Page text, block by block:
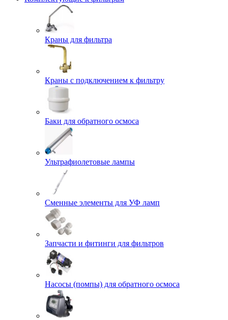
Краны для фильтра
Краны с подключением к фильтру
Баки для обратного осмоса
Ультрафиолетовые лампы
Сменные элементы для УФ ламп
Запчасти и фитинги для фильтров
Насосы (помпы) для обратного осмоса